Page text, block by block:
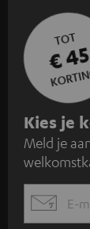
TOT
€ 45
A
a
n
m
e
Kies je
Meld je
EMAIL